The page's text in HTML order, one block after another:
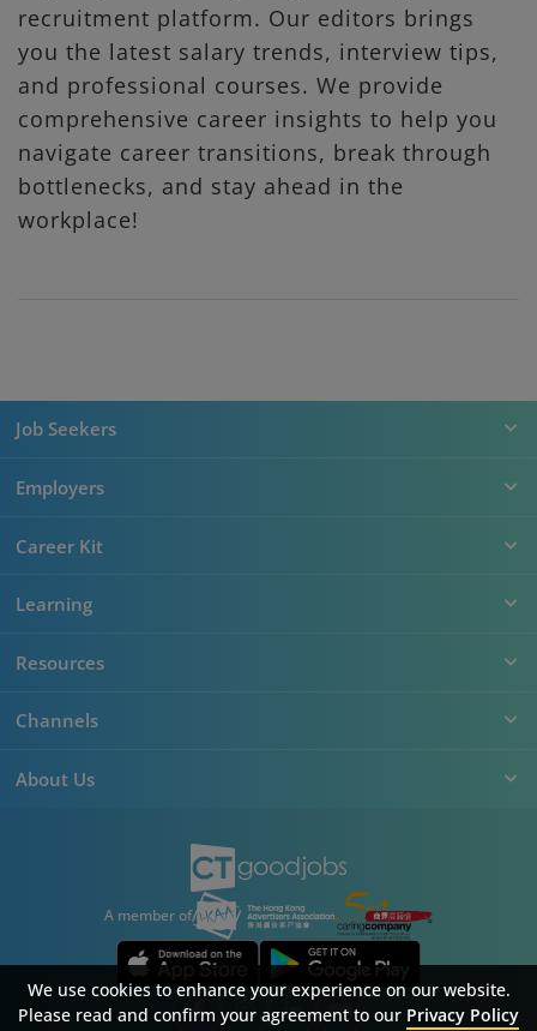
recruitment platform. Our editors brings
you the latest salary trends, interview tips,
and professional courses. We provide
comprehensive career insights to help you
navigate career transitions, break through
bottlenecks, and stay ahead in the
workplace!
Job Seekers
Employers
Career Kit
Learning
Resources
Channels
About Us
A member of
We use cookies to enhance your experience on our website.
Please read and confirm your agreement to our Privacy Policy